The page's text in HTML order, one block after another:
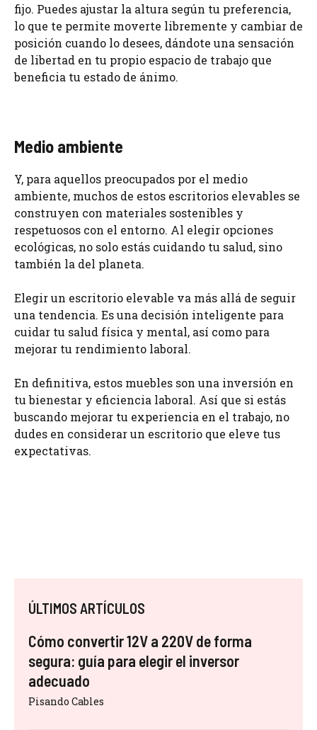
fijo. Puedes ajustar la altura según tu preferencia,
lo que te permite moverte libremente y cambiar de
posición cuando lo desees, dándote una sensación
de libertad en tu propio espacio de trabajo que
beneficia tu estado de ánimo.
Medio ambiente
Y, para aquellos preocupados por el medio
ambiente, muchos de estos escritorios elevables se
construyen con materiales sostenibles y
respetuosos con el entorno. Al elegir opciones
ecológicas, no solo estás cuidando tu salud, sino
también la del planeta.
Elegir un escritorio elevable va más allá de seguir
una tendencia. Es una decisión inteligente para
cuidar tu salud física y mental, así como para
mejorar tu rendimiento laboral.
En definitiva, estos muebles son una inversión en
tu bienestar y eficiencia laboral. Así que si estás
buscando mejorar tu experiencia en el trabajo, no
dudes en considerar un escritorio que eleve tus
expectativas.
ÚLTIMOS ARTÍCULOS
Cómo convertir 12V a 220V de forma
segura: guía para elegir el inversor
adecuado
Pisando Cables